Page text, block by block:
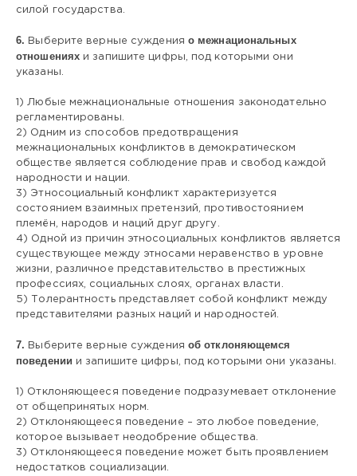
силой государства.
6. Выберите верные суждения о межнациональных
отношениях и запишите цифры, под которыми они
указаны.
1) Любые межнациональные отношения законодательно
регламентированы.
2) Одним из способов предотвращения
межнациональных конфликтов в демократическом
обществе является соблюдение прав и свобод каждой
народности и нации.
3) Этносоциальный конфликт характеризуется
состоянием взаимных претензий, противостоянием
племён, народов и наций друг другу.
4) Одной из причин этносоциальных конфликтов является
существующее между этносами неравенство в уровне
жизни, различное представительство в престижных
профессиях, социальных слоях, органах власти.
5) Толерантность представляет собой конфликт между
представителями разных наций и народностей.
7. Выберите верные суждения об отклоняющемся
поведении и запишите цифры, под которыми они указаны.
1) Отклоняющееся поведение подразумевает отклонение
от общепринятых норм.
2) Отклоняющееся поведение – это любое поведение,
которое вызывает неодобрение общества.
3) Отклоняющееся поведение может быть проявлением
недостатков социализации.